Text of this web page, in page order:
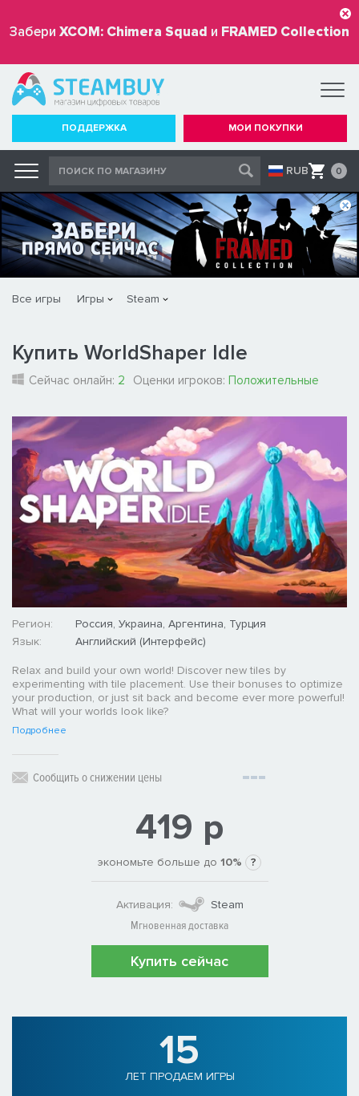
Забери XCOM: Chimera Squad и FRAMED Collection
бесплатно
ПОДДЕРЖКА МОИ ПОКУПКИ
RUB 0
Все игры Игры Steam
Купить WorldShaper Idle
Сейчас онлайн: 2 Оценки игроков: Положительные
Регион:
Россия, Украина, Аргентина, Турция
Язык:
Английский (Интерфейс)
Relax and build your own world! Discover new tiles by
experimenting with tile placement. Use their bonuses to optimize
your production, or just sit back and become ever more powerful!
What will your worlds look like?
Подробнее
Сообщить о снижении цены
419 р
экономьте больше до 10% ?
Активация:
Steam
Мгновенная доставка
Купить сейчас
15
ЛЕТ ПРОДАЕМ ИГРЫ